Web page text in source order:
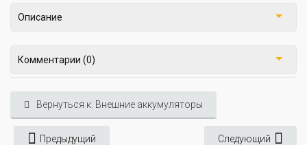
Описание
Комментарии (0)
Вернуться к: Внешние аккумуляторы
Предыдущий Следующий